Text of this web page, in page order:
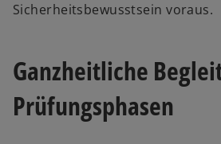
Sicherheitsbewusstsein voraus.
Ganzheitliche
Prüfungsphasen